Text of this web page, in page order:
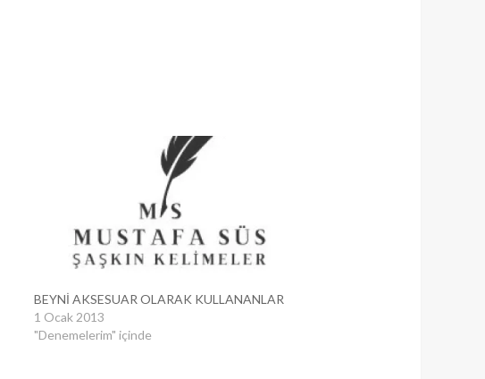
BEYNİ AKSESUAR OLARAK KULLANANLAR
1 Ocak 2013
"Denemelerim" içinde